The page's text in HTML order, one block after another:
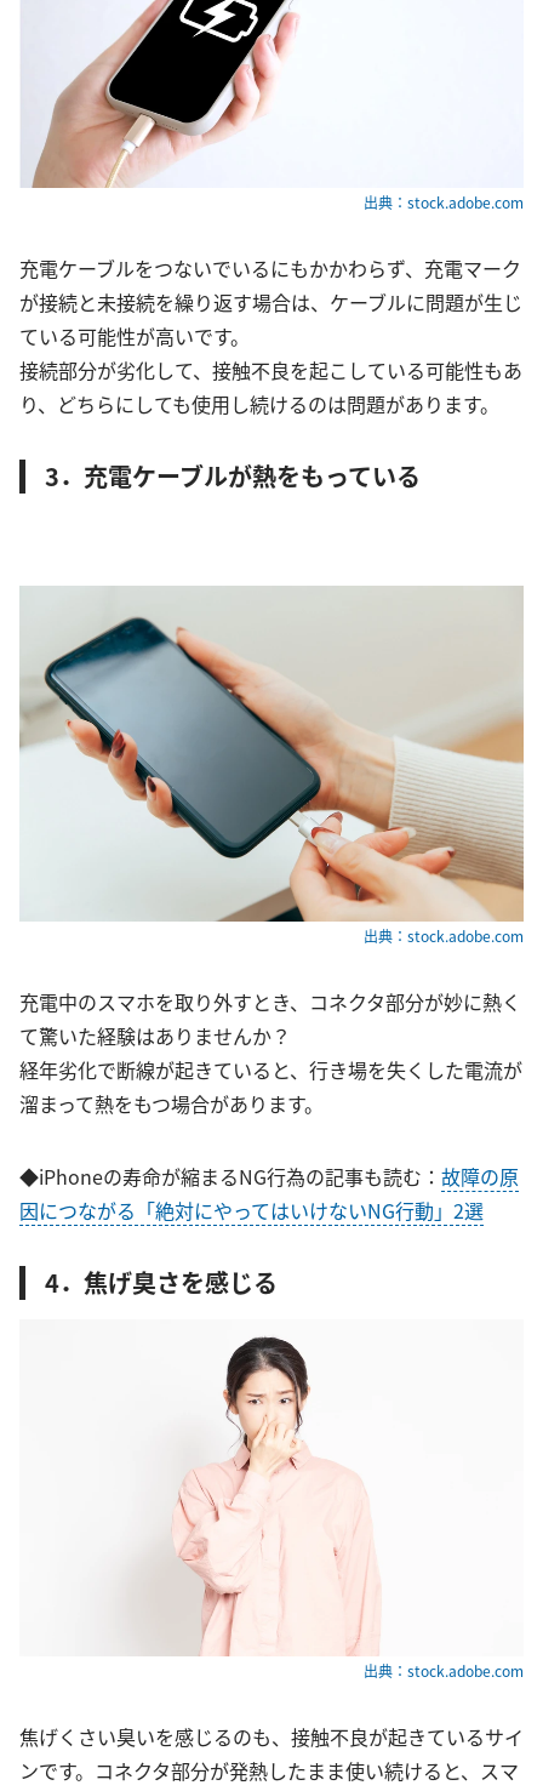
出典：stock.adobe.com
充電ケーブルをつないでいるにもかかわらず、充電マーク
が接続と未接続を繰り返す場合は、ケーブルに問題が生じ
ている可能性が高いです。
接続部分が劣化して、接触不良を起こしている可能性もあ
り、どちらにしても使用し続けるのは問題があります。
3．充電ケーブルが熱をもっている
出典：stock.adobe.com
充電中のスマホを取り外すとき、コネクタ部分が妙に熱く
て驚いた経験はありませんか？
経年劣化で断線が起きていると、行き場を失くした電流が
溜まって熱をもつ場合があります。
◆iPhoneの寿命が縮まるNG行為の記事も読む： 故障の原
因につながる「絶対にやってはいけないNG行動」2選
4．焦げ臭さを感じる
出典：stock.adobe.com
焦げくさい臭いを感じるのも、接触不良が起きているサイ
ンです。コネクタ部分が発熱したまま使い続けると、スマ